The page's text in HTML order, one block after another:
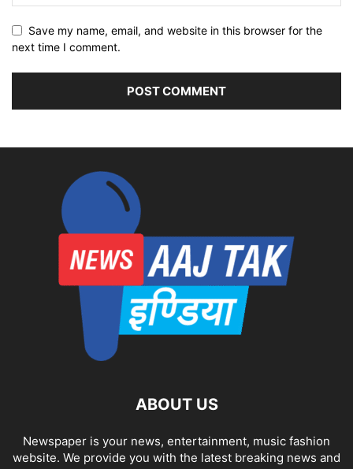
Save my name, email, and website in this browser for the
next time I comment.
ABOUT US
Newspaper is your news, entertainment, music fashion
website. We provide you with the latest breaking news and